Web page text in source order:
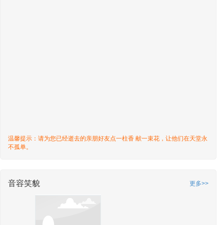
温馨提示：请为您已经逝去的亲朋好友点一柱香 献一束花，让他们在天堂永
不孤单。
音容笑貌 更多>>